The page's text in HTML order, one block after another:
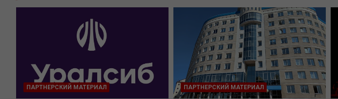
ПАРТНЕРСКИЙ МАТЕРИАЛ ПАРТНЕРСКИЙ МАТЕРИАЛ